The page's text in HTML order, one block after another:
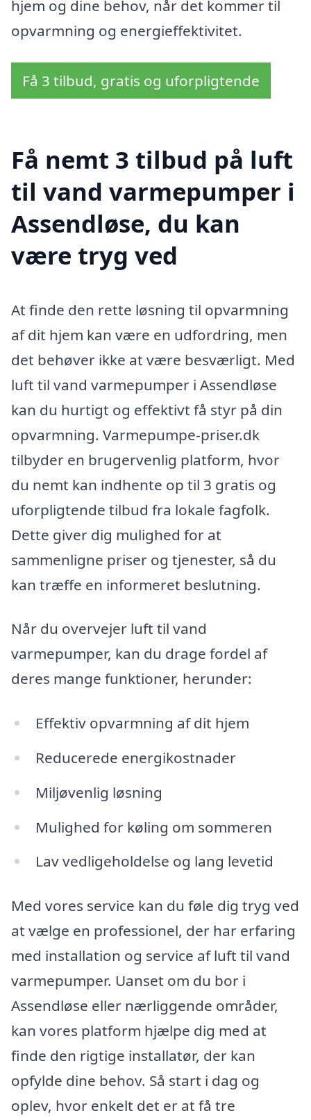
hjem og dine behov, når det kommer til
opvarmning og energieffektivitet.
Få 3 tilbud, gratis og uforpligtende
Få nemt 3 tilbud på luft
til vand varmepumper i
Assendløse, du kan
være tryg ved
At finde den rette løsning til opvarmning
af dit hjem kan være en udfordring, men
det behøver ikke at være besværligt. Med
luft til vand varmepumper i Assendløse
kan du hurtigt og effektivt få styr på din
opvarmning. Varmepumpe-priser.dk
tilbyder en brugervenlig platform, hvor
du nemt kan indhente op til 3 gratis og
uforpligtende tilbud fra lokale fagfolk.
Dette giver dig mulighed for at
sammenligne priser og tjenester, så du
kan træffe en informeret beslutning.
Når du overvejer luft til vand
varmepumper, kan du drage fordel af
deres mange funktioner, herunder:
Effektiv opvarmning af dit hjem
Reducerede energikostnader
Miljøvenlig løsning
Mulighed for køling om sommeren
Lav vedligeholdelse og lang levetid
Med vores service kan du føle dig tryg ved
at vælge en professionel, der har erfaring
med installation og service af luft til vand
varmepumper. Uanset om du bor i
Assendløse eller nærliggende områder,
kan vores platform hjælpe dig med at
finde den rigtige installatør, der kan
opfylde dine behov. Så start i dag og
oplev, hvor enkelt det er at få tre